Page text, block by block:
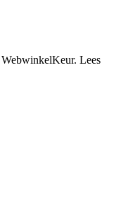
WebwinkelKeur. Lees